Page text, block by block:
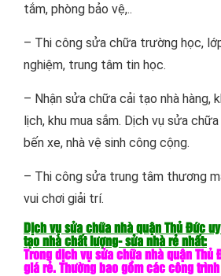
tắm, phòng bảo vệ,..
– Thi công sửa chữa trường học,
nghiệm, trung tâm tin học.
– Nhận sửa chữa cải tạo nhà hàng,
lịch, khu mua sắm. Dịch vụ sửa
bến xe, nhà vệ sinh công cộng.
– Thi công sửa trung tâm thương
vui chơi giải trí.
Dịch vụ sửa chữa nhà quận Thủ Đức
tạo nhà chất lượng- sửa nhà rẻ nhất:
Trong dịch vụ sửa chữa nhà quận Thủ
giá rẻ. Thường bao gồm các công